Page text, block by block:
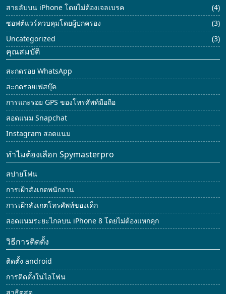
สายลับบน iPhone โดยไม่ต้องเจลเบรค
(4)
ซอฟต์แวร์ควบคุมโดยผู้ปกครอง
(3)
Uncategorized
(3)
คุณสมบัติ
สะกดรอย WhatsApp
สะกดรอยเฟสบุ๊ค
การแกะรอย GPS ของโทรศัพท์มือถือ
สอดแนม Snapchat
Instagram สอดแนม
ทำไมต้องเลือก Spymasterpro
สปายโฟน
การเฝ้าสังเกตพนักงาน
การเฝ้าสังเกตโทรศัพท์ของเด็ก
สอดแนมระยะไกลบน iPhone 8 โดยไม่ต้องแหกคุก
วิธีการติดตั้ง
ติดตั้ง android
การติดตั้งในไอโฟน